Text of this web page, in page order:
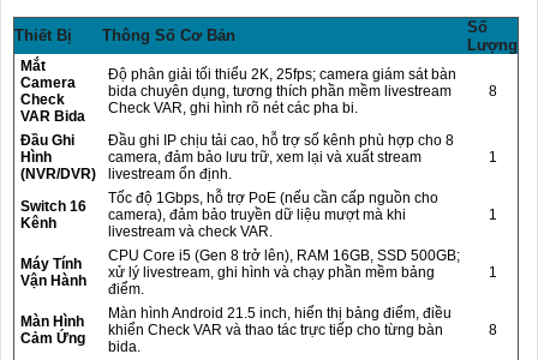
Thiết Bị Thông Số Cơ Bản
Số
Lượng
Mắt
Camera
Check
VAR Bida
Độ phân giải tối thiểu 2K, 25fps; camera giám sát bàn
bida chuyên dụng, tương thích phần mềm livestream
Check VAR, ghi hình rõ nét các pha bi.
8
Đầu Ghi
Hình
(NVR/DVR)
Đầu ghi IP chịu tải cao, hỗ trợ số kênh phù hợp cho 8
camera, đảm bảo lưu trữ, xem lại và xuất stream
livestream ổn định.
1
Switch 16
Kênh
Tốc độ 1Gbps, hỗ trợ PoE (nếu cần cấp nguồn cho
camera), đảm bảo truyền dữ liệu mượt mà khi
livestream và check VAR.
1
Máy Tính
Vận Hành
CPU Core i5 (Gen 8 trở lên), RAM 16GB, SSD 500GB;
xử lý livestream, ghi hình và chạy phần mềm bảng
điểm.
1
Màn Hình
Cảm Ứng
Màn hình Android 21.5 inch, hiển thị bảng điểm, điều
khiển Check VAR và thao tác trực tiếp cho từng bàn
bida.
8